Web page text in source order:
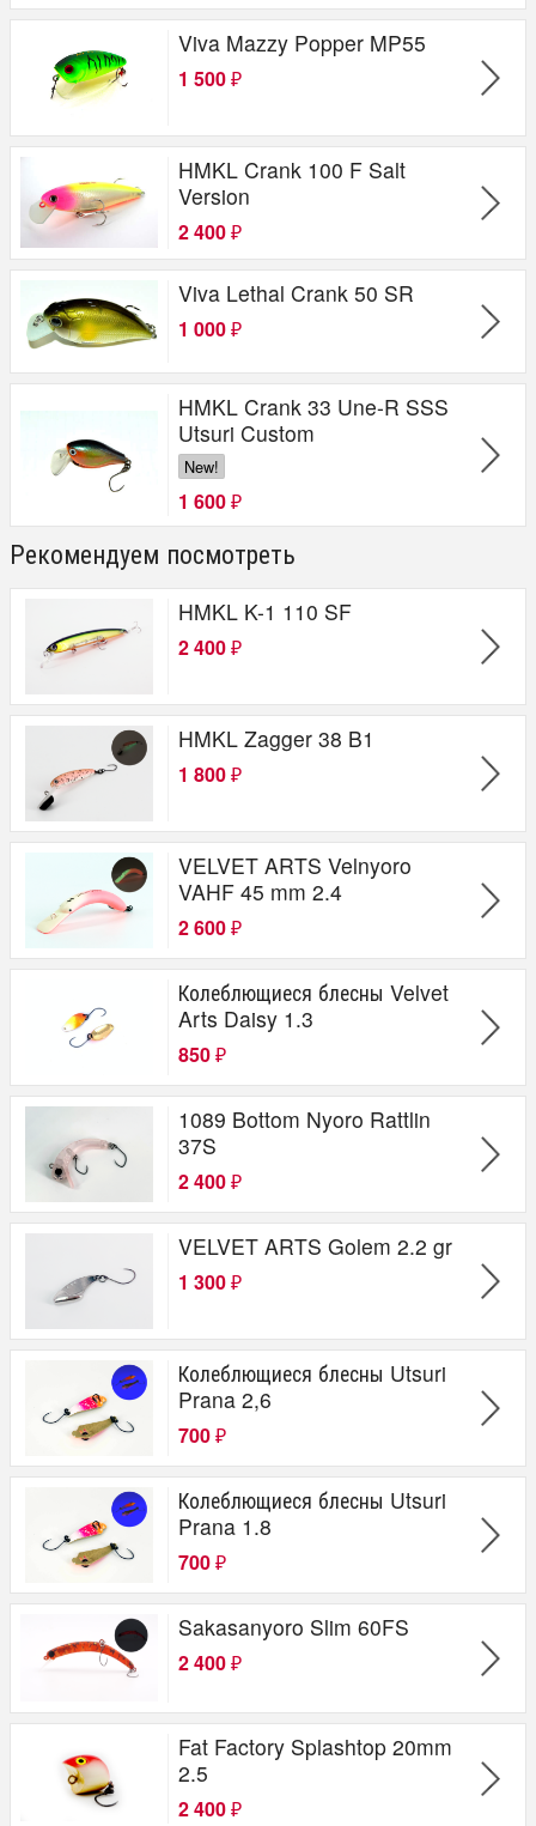
Viva Mazzy Popper MP55
1 500 ₽
HMKL Crank 100 F Salt
Version
2 400 ₽
Viva Lethal Crank 50 SR
1 000 ₽
HMKL Crank 33 Une-R SSS
Utsuri Custom
New!
1 600 ₽
Рекомендуем посмотреть
HMKL K-1 110 SF
2 400 ₽
HMKL Zagger 38 B1
1 800 ₽
VELVET ARTS Velnyoro
VAHF 45 mm 2.4
2 600 ₽
Колеблющиеся блесны Velvet
Arts Daisy 1.3
850 ₽
1089 Bottom Nyoro Rattlin
37S
2 400 ₽
VELVET ARTS Golem 2.2 gr
1 300 ₽
Колеблющиеся блесны Utsuri
Prana 2,6
700 ₽
Колеблющиеся блесны Utsuri
Prana 1.8
700 ₽
Sakasanyoro Slim 60FS
2 400 ₽
Fat Factory Splashtop 20mm
2.5
2 400 ₽